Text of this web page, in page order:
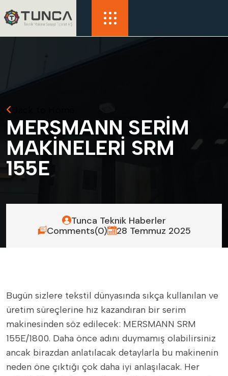
MERSMANN SERİM
MAKİNELERİ SRM
155E
Tunca Teknik Haberler
Comments(0)
28 Temmuz 2025
Bugün sizlere tekstil dünyasında sıkça kullanılan ve
üretim süreçlerine hız kazandıran bir serim
makinesinden söz edilecek: MERSMANN SRM
155E/1800. Daha önce adını duymamış olabilirsiniz
ancak birazdan anlatılacak detaylarla bu makinenin
neden öne çıktığı çok daha iyi anlaşılacak. Her